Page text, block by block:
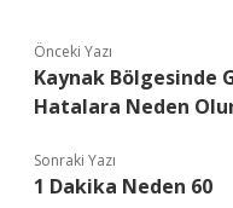
Önceki Yazı
Kaynak Bölgesinde
Hatalara Neden
Sonraki Yazı
1 Dakika Neden 60